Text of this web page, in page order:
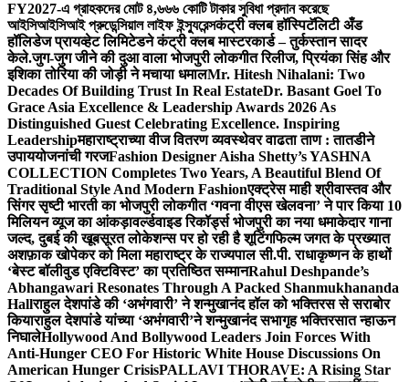
FY2027-এ গ্রাহকদের মোট ৪,৬৬৬ কোটি টাকার সুবিধা প্রদান করেছে
আইসিআইসিআই প্রুডেন্সিয়াল লাইফ ইন্স্যুরেন্সकंट्री क्लब हॉस्पिटॅलिटी अँड
हॉलिडेज प्रायव्हेट लिमिटेडने कंट्री क्लब मास्टरकार्ड – तुर्कस्तान सादर
केले.जुग-जुग जीने की दुआ वाला भोजपुरी लोकगीत रिलीज, प्रियंका सिंह और
इशिका तोरिया की जोड़ी ने मचाया धमालMr. Hitesh Nihalani: Two
Decades Of Building Trust In Real EstateDr. Basant Goel To
Grace Asia Excellence & Leadership Awards 2026 As
Distinguished Guest Celebrating Excellence. Inspiring
Leadershipमहाराष्ट्राच्या वीज वितरण व्यवस्थेवर वाढता ताण : तातडीने
उपाययोजनांची गरजFashion Designer Aisha Shetty’s YASHNA
COLLECTION Completes Two Years, A Beautiful Blend Of
Traditional Style And Modern Fashionएक्ट्रेस माही श्रीवास्तव और
सिंगर सृष्टी भारती का भोजपुरी लोकगीत ‘गवना वीएस खेलवना’ ने पार किया 10
मिलियन व्यूज का आंकड़ावर्ल्डवाइड रिकॉर्ड्स भोजपुरी का नया धमाकेदार गाना
जल्द, दुबई की खूबसूरत लोकेशन्स पर हो रही है शूटिंगफिल्म जगत के प्रख्यात
अशफ़ाक खोपेकर को मिला महाराष्ट्र के राज्यपाल सी.पी. राधाकृष्णन के हाथों
‘बेस्ट बॉलीवुड एक्टिविस्ट’ का प्रतिष्ठित सम्मानRahul Deshpande’s
Abhangawari Resonates Through A Packed Shanmukhananda
Hallराहुल देशपांडे की ‘अभंगवारी’ ने शन्मुखानंद हॉल को भक्तिरस से सराबोर
कियाराहुल देशपांडे यांच्या ‘अभंगवारी’ने शन्मुखानंद सभागृह भक्तिरसात न्हाऊन
निघालेHollywood And Bollywood Leaders Join Forces With
Anti-Hunger CEO For Historic White House Discussions On
American Hunger CrisisPALLAVI THORAVE: A Rising Star